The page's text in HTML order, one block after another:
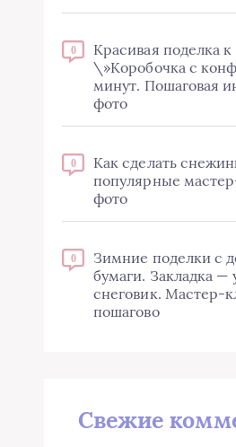
0
Красивая поделка к
\»Коробочка с
минут. Пошаговая
фото
0
Как сделать
популярные
фото
0
Зимние поделки с
бумаги. Закладка —
снеговик. Мастер-
пошагово
Свежие